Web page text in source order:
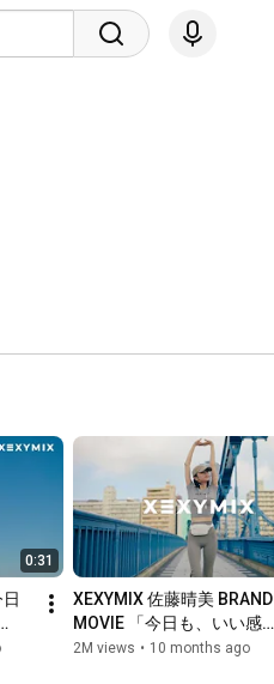
0:31
XEXYMIX 佐藤晴美 BRAND
MOVIE 「今日も、いい感
じ。」30sec ver
2M views • 10 months ago